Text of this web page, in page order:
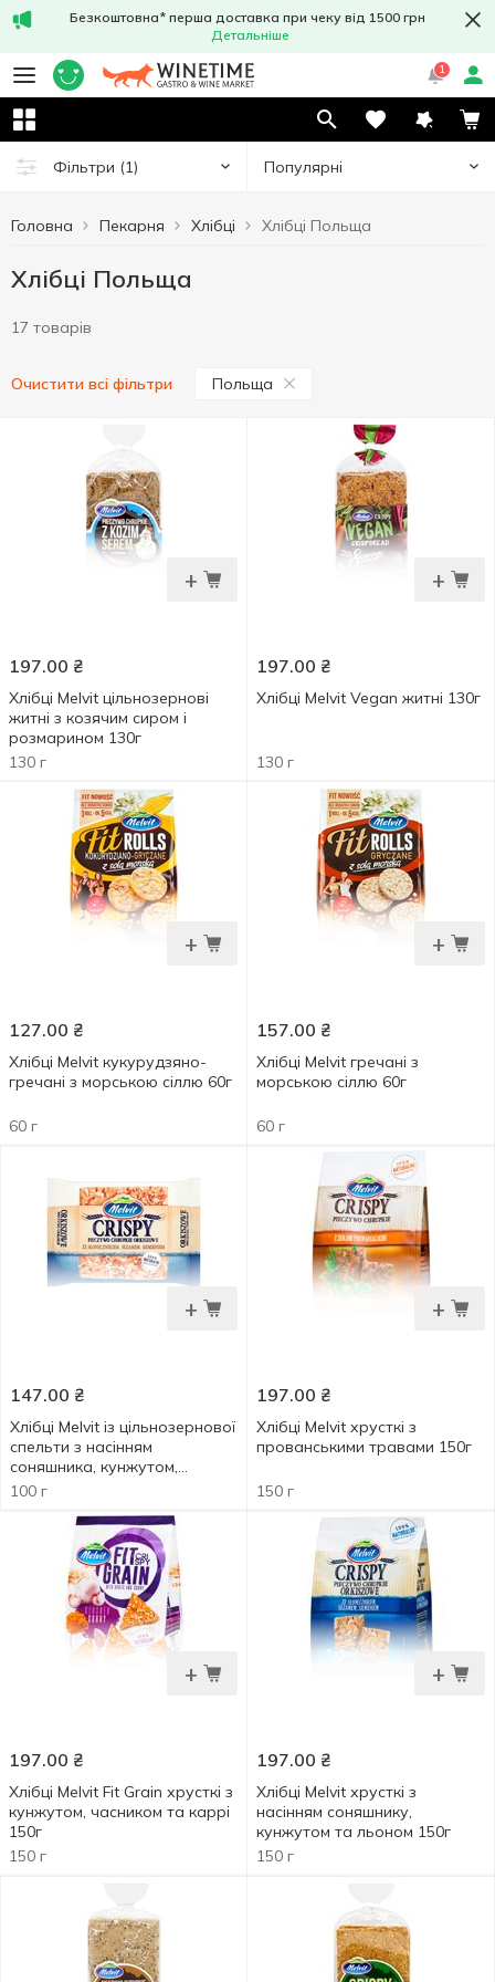
Безкоштовна* перша доставка при чеку від 1500 грн
Детальніше
1
Фільтри (1) Популярні
Головна Пекарня Хлібці Хлібці Польща
Хлібці Польща
17 товарів
Очистити всі фільтри Польща
+
197.00 ₴
Хлібці Melvit цільнозернові
житні з козячим сиром і
розмарином 130г
130 г
+
197.00 ₴
Хлібці Melvit Vegan житні 130г
130 г
+
127.00 ₴
Хлібці Melvit кукурудзяно-
гречані з морською сіллю 60г
60 г
+
157.00 ₴
Хлібці Melvit гречані з
морською сіллю 60г
60 г
+
147.00 ₴
Хлібці Melvit із цільнозернової
спельти з насінням
соняшника, кунжутом,
льоном 100г
100 г
+
197.00 ₴
Хлібці Melvit хрусткі з
прованськими травами 150г
150 г
+
197.00 ₴
Хлібці Melvit Fit Grain хрусткі з
кунжутом, часником та каррі
150г
150 г
+
197.00 ₴
Хлібці Melvit хрусткі з
насінням соняшнику,
кунжутом та льоном 150г
150 г